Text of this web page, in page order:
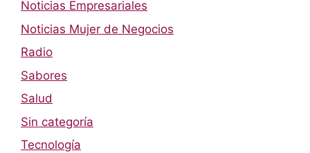
Noticias Empresariales
Noticias Mujer de Negocios
Radio
Sabores
Salud
Sin categoría
Tecnología